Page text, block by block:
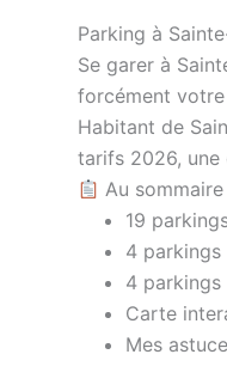
Parking à
Se garer à
forcément
Habitant de
tarifs 2026, une
Au sommaire
19
4
4
Carte
Mes